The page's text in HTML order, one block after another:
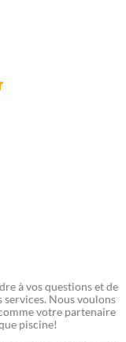
à vos questions et de
Nous voulons
votre partenaire
piscine!